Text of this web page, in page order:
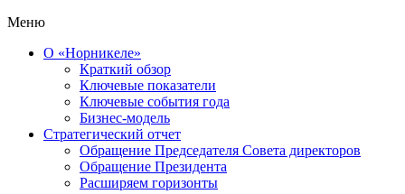
Меню
О «Норникеле»
Краткий обзор
Ключевые показатели
Ключевые события года
Бизнес-модель
Стратегический отчет
Обращение Председателя Совета директоров
Обращение Президента
Расширяем горизонты